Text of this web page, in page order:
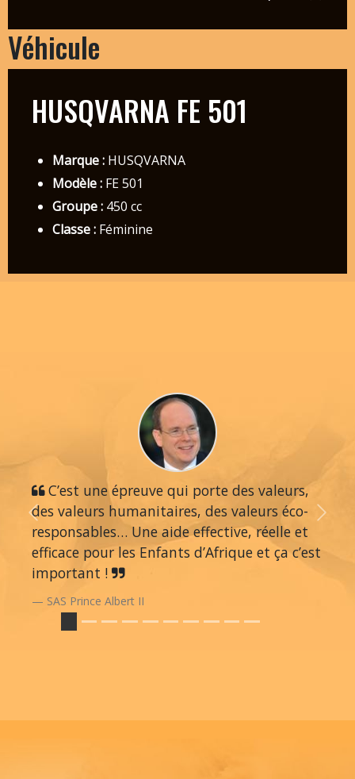
Véhicule
HUSQVARNA FE 501
Marque :HUSQVARNA
Modèle :FE 501
Groupe :450 cc
Classe :Féminine
C’est une épreuve qui porte des valeurs,
des valeurs humanitaires, des valeurs éco-
responsables… Une aide effective, réelle et
efficace pour les Enfants d’Afrique et ça c’est
important !
SAS Prince Albert II
Previous Next